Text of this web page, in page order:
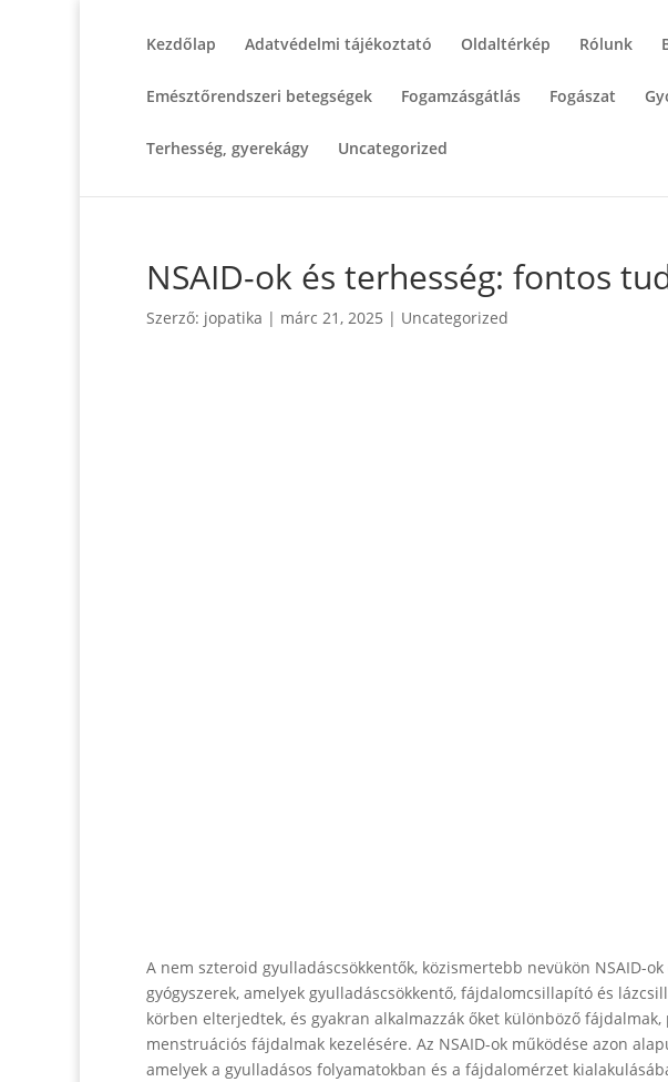
Kezdőlap Adatvédelmi tájékoztató Oldaltérkép Rólunk
Emésztőrendszeri betegségek Fogamzásgátlás Fogászat
Terhesség, gyerekágy Uncategorized
NSAID-ok és terhesség: fontos
Szerző: jopatika | márc 21, 2025 | Uncategorized
A nem szteroid gyulladáscsökkentők, közismertebb nevükön NSAID-
gyógyszerek, amelyek gyulladáscsökkentő, fájdalomcsillapító és
körben elterjedtek, és gyakran alkalmazzák őket különböző
menstruációs fájdalmak kezelésére. Az NSAID-ok működése azon
amelyek a gyulladásos folyamatokban és a fájdalomérzet